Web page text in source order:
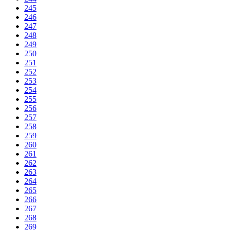
245
246
247
248
249
250
251
252
253
254
255
256
257
258
259
260
261
262
263
264
265
266
267
268
269